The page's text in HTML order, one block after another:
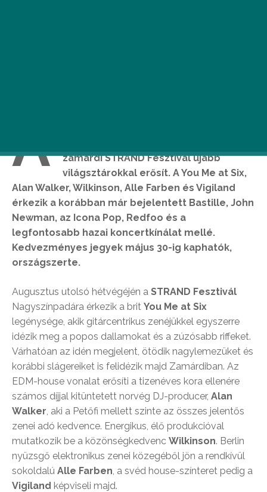
A
zamárdi STRAND Fesztivál újabb
világsztárokkal erősít. A You Me at Six,
Alan Walker, Wilkinson, Alle Farben és Vigiland
érkezik a korábban már bejelentett Bastille, John
Newman, az Icona Pop, Redfoo és a
legfontosabb hazai koncertkínálat mellé.
Kedvezményes jegyek május 30-ig kaphatók,
országszerte.
Augusztus utolsó hétvégéjén a STRAND Fesztivál
Nagyszínpadára érkezik a brit You Me at Six
legénysége, akik gitárcentrikus zenéjükkel egyszerre
idézik meg a popos dallamokat és a zúzósabb riffeket.
Várhatóan az idén megjelent, ötödik nagylemezüket és
korábbi slágereiket is felidézik majd Zamárdiban. Az
EDM-house vonalat erősíti a tizenéves kora ellenére
számos díjjal kitüntetett norvég DJ-producer, Alan
Walker, aki a Petőfi mellett szinte az összes jelentős
zenei adó kedvence. Energikus, élő produkcióval
mutatkozik be a közönségkedvenc Wilkinson. Berlin
nyüzsgő elektronikus zenei közegéből jön a rendkívül
sokoldalú Alle Farben, a svéd house-színteret pedig a
Vigiland képviseli majd.